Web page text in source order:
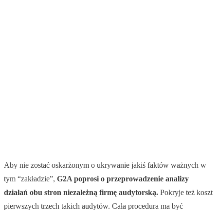
Aby nie zostać oskarżonym o ukrywanie jakiś faktów ważnych w
tym “zakładzie”, G2A poprosi o przeprowadzenie analizy
działań obu stron niezależną firmę audytorską. Pokryje też koszt
pierwszych trzech takich audytów. Cała procedura ma być